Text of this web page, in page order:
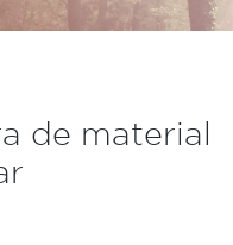
de material